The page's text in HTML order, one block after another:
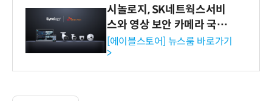
시놀로지, SK네트웍스서비
스와 영상 보안 카메라 국내
독점 판매 파트너십 체결
[에이블스토어] 뉴스룸 바로가기
>